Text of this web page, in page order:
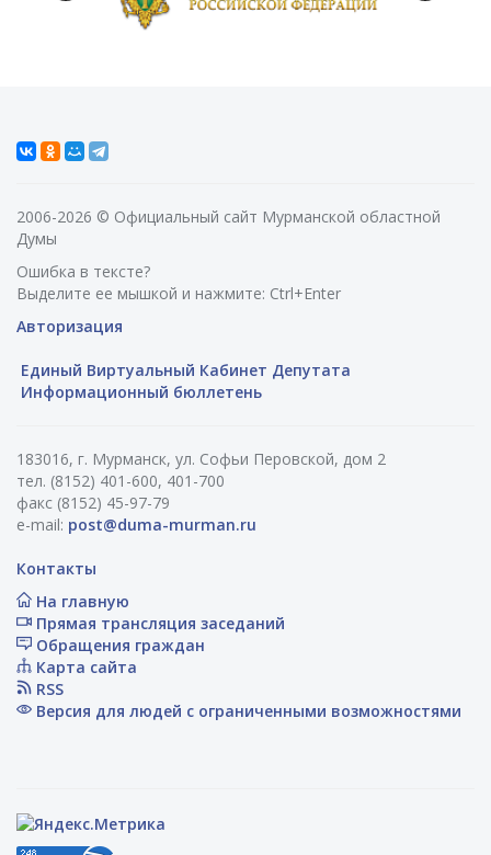
2006-2026 © Официальный сайт Мурманской областной
Думы
Ошибка в тексте?
Выделите ее мышкой и нажмите: Ctrl+Enter
Авторизация
Единый Виртуальный Кабинет Депутата
Информационный бюллетень
183016, г. Мурманск, ул. Софьи Перовской, дом 2
тел. (8152) 401-600, 401-700
факс (8152) 45-97-79
e-mail: post@duma-murman.ru
Контакты
На главную
Прямая трансляция заседаний
Обращения граждан
Карта сайта
RSS
Версия для людей с ограниченными возможностями